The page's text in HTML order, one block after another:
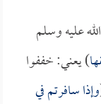
عليه وسلم
) يعني: خففوا
وإذا سافرتم في